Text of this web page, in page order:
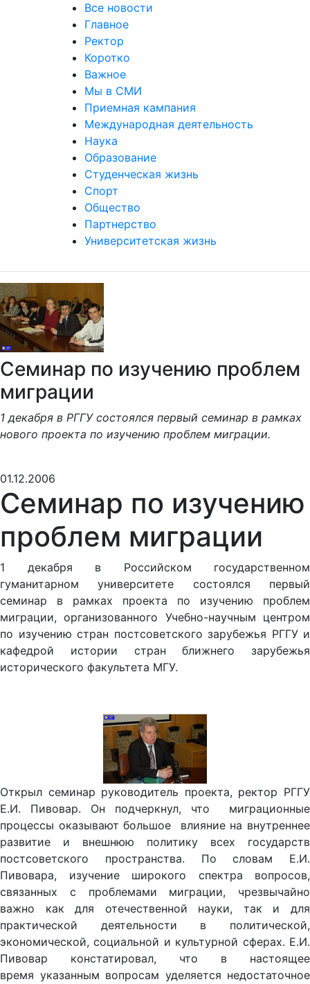
Все новости
Главное
Ректор
Коротко
Важное
Мы в СМИ
Приемная кампания
Международная деятельность
Наука
Образование
Студенческая жизнь
Спорт
Общество
Партнерство
Университетская жизнь
Семинар по изучению проблем
миграции
1 декабря в РГГУ состоялся первый семинар в рамках
нового проекта по изучению проблем миграции.
01.12.2006
Семинар по изучению
проблем миграции
1 декабря в Российском государственном
гуманитарном университете состоялся первый
семинар в рамках проекта по изучению проблем
миграции, организованного Учебно-научным центром
по изучению стран постсоветского зарубежья РГГУ и
кафедрой истории стран ближнего зарубежья
исторического факультета МГУ.
Открыл семинар руководитель проекта, ректор РГГУ
Е.И. Пивовар. Он подчеркнул, что миграционные
процессы оказывают большое влияние на внутреннее
развитие и внешнюю политику всех государств
постсоветского пространства. По словам Е.И.
Пивовара, изучение широкого спектра вопросов,
связанных с проблемами миграции, чрезвычайно
важно как для отечественной науки, так и для
практической деятельности в политической,
экономической, социальной и культурной сферах. Е.И.
Пивовар констатировал, что в настоящее
время указанным вопросам уделяется недостаточное